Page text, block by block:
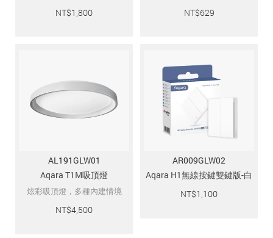
NT$1,800
NT$629
AL191GLW01
Aqara T1M吸頂燈
炫彩吸頂燈，多種內建情境
NT$4,500
AR009GLW02
Aqara H1無線按鍵雙鍵版-白
NT$1,100